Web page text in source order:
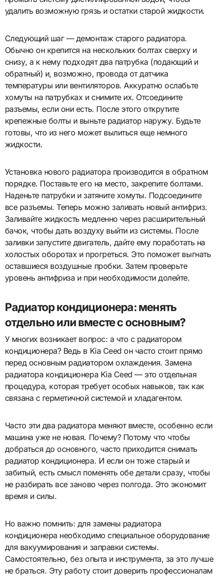
удалить возможную грязь и остатки старой жидкости.
Следующий шаг — демонтаж старого радиатора.
Обычно он крепится на нескольких болтах сверху и
снизу, а к нему подходят два патрубка (подающий и
обратный) и, возможно, провода от датчика
температуры или вентиляторов. Аккуратно ослабьте
хомуты на патрубках и снимите их. Отсоедините
разъемы, если они есть. После этого открутите
крепежные болты и выньте радиатор наружу. Будьте
готовы, что из него может вылиться еще немного
жидкости.
Установка нового радиатора производится в обратном
порядке. Поставьте его на место, закрепите болтами.
Наденьте патрубки и затяните хомуты. Подсоедините
все разъемы. Теперь можно заливать новый антифриз.
Заливайте жидкость медленно через расширительный
бачок, чтобы дать воздуху выйти из системы. После
заливки запустите двигатель, дайте ему поработать на
холостых оборотах и прогреться. Это поможет выгнать
оставшиеся воздушные пробки. Затем проверьте
уровень антифриза и при необходимости долейте.
Радиатор кондиционера: менять
отдельно или вместе с основным?
У многих возникает вопрос: а что с радиатором
кондиционера? Ведь в Kia Ceed он часто стоит прямо
перед основным радиатором охлаждения. Замена
радиатора кондиционера Kia Ceed — это отдельная
процедура, которая требует особых навыков, так как
связана с герметичной системой и хладагентом.
Часто эти два радиатора меняют вместе, особенно если
машина уже не новая. Почему? Потому что чтобы
добраться до основного, часто приходится снимать
радиатор кондиционера. И если он тоже старый и
забитый, есть смысл поменять обе детали сразу, чтобы
не разбирать все заново через полгода. Это экономит
время и силы.
Но важно помнить: для замены радиатора
кондиционера необходимо специальное оборудование
для вакуумирования и заправки системы.
Самостоятельно, без опыта и инструмента, за это лучше
не браться. Эту работу стоит доверить профессионалам